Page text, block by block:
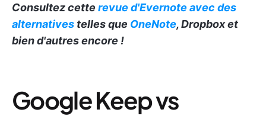
Consultez cette revue d'Evernote avec des
alternatives telles que OneNote, Dropbox et
bien d'autres encore !
Google Keep vs